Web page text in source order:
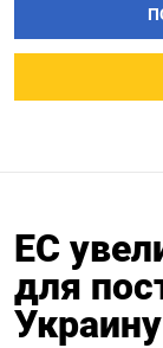
ЕС
для